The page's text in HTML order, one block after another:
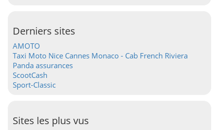
Derniers sites
AMOTO
Taxi Moto Nice Cannes Monaco - Cab French Riviera
Panda assurances
ScootCash
Sport-Classic
Sites les plus vus